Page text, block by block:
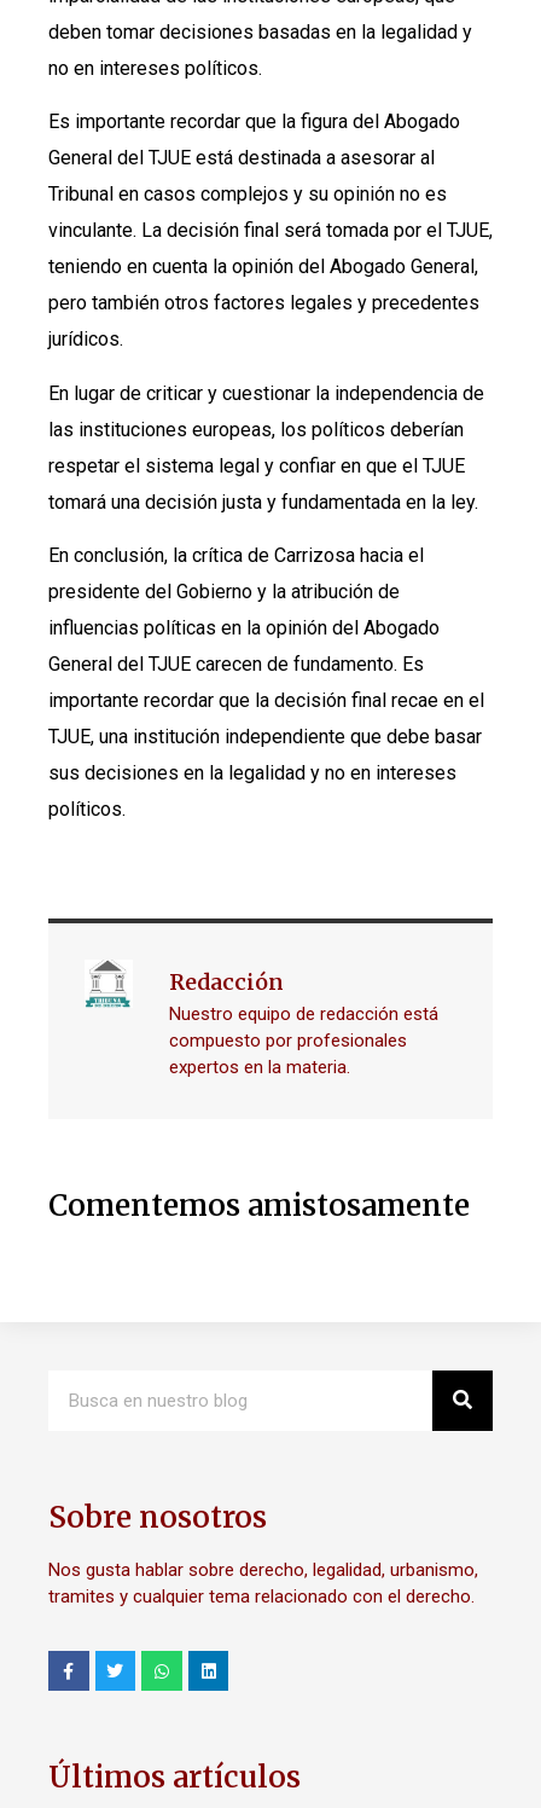
deben tomar decisiones basadas en la legalidad y
no en intereses políticos.
Es importante recordar que la figura del Abogado
General del TJUE está destinada a asesorar al
Tribunal en casos complejos y su opinión no es
vinculante. La decisión final será tomada por el TJUE,
teniendo en cuenta la opinión del Abogado General,
pero también otros factores legales y precedentes
jurídicos.
En lugar de criticar y cuestionar la independencia de
las instituciones europeas, los políticos deberían
respetar el sistema legal y confiar en que el TJUE
tomará una decisión justa y fundamentada en la ley.
En conclusión, la crítica de Carrizosa hacia el
presidente del Gobierno y la atribución de
influencias políticas en la opinión del Abogado
General del TJUE carecen de fundamento. Es
importante recordar que la decisión final recae en el
TJUE, una institución independiente que debe basar
sus decisiones en la legalidad y no en intereses
políticos.
Redacción
Nuestro equipo de redacción está
compuesto por profesionales
expertos en la materia.
Comentemos amistosamente
Sobre nosotros
Nos gusta hablar sobre derecho, legalidad, urbanismo,
tramites y cualquier tema relacionado con el derecho.
Últimos artículos